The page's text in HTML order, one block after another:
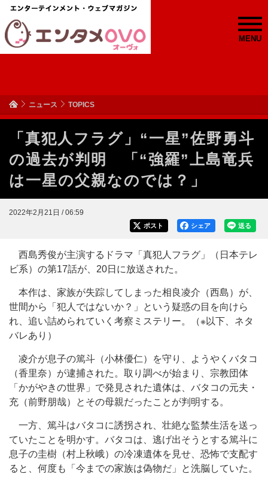
MENU
ニュース TOPICS
「真犯人フラグ」“一星”佐野勇斗
の過去が判明 「“強羅”上島竜兵
は一星の父親なのでは？」
2022年2月21日 / 06:59
送る
シェア
ポスト
西島秀俊が主演するドラマ「真犯人フラグ」（日本テレ
ビ系）の第17話が、20日に放送された。
本作は、家族が失踪してしまった相良凌介（西島）が、
世間から「犯人ではないか？」という疑惑の目を向けら
れ、追い詰められていく考察ミステリー。（※以下、ネタ
バレあり）
凌介が息子の篤斗（小林優仁）を守り、ようやくバタコ
（香里奈）が逮捕された。取り調べが始まり、宗教団体
「かがやきの世界」で発見された遺体は、バタコの元夫・
充（前野朋哉）とその母親だったことが判明する。
一方、篤斗はバタコに誘拐され、壮絶な監禁生活を送っ
ていたことを明かす。バタコは、逃げ出そうとする篤斗に
息子の圭樹（村上秋峨）の冷凍遺体を見せ、恐怖で支配す
ると、何度も「今までの家族は偽物だ」と洗脳していた。